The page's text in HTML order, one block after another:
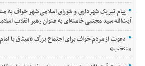
پیام تبریک شهرداری و شورای اسلامی شهر خواف
آیت‌الله سید مجتبی خامنه‌ای به عنوان رهبر انقلاب
دعوت از مردم خواف برای اجتماع بزرگ «میثاق با
منتخب»